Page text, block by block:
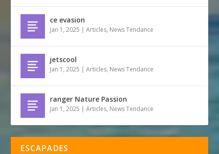
ce evasion
Jan 1, 2025 |Articles, News Tendance
jetscool
Jan 1, 2025 |Articles, News Tendance
ranger Nature Passion
Jan 1, 2025 |Articles, News Tendance
ESCAPADES